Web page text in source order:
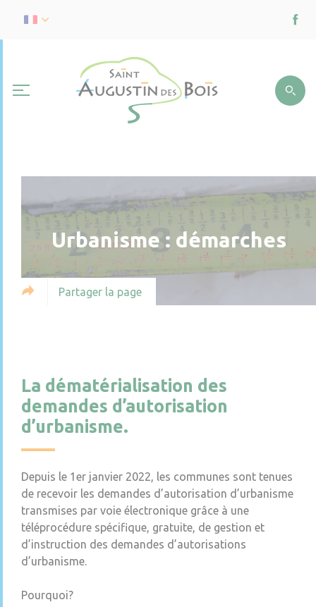
Urbanisme : démarches
Partager la page
La dématérialisation des
demandes d’autorisation
d’urbanisme.
Depuis le 1er janvier 2022, les communes sont tenues
de recevoir les demandes d’autorisation d’urbanisme
transmises par voie électronique grâce à une
téléprocédure spécifique, gratuite, de gestion et
d’instruction des demandes d’autorisations
d’urbanisme.
Pourquoi?